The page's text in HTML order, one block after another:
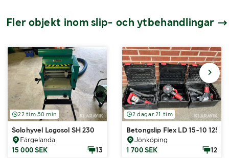
Fler objekt inom slip- och ytbehandlingar
22 tim 50 min
Solohyvel Logosol SH 230
Färgelanda
15 000 SEK
13
2 dagar 21 tim
Betongslip Flex LD 15-10 125 R
Jönköping
1 700 SEK
12